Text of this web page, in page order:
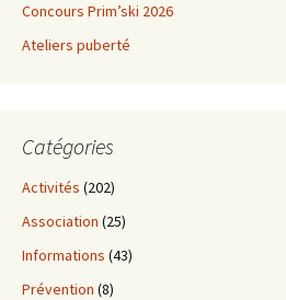
Concours Prim’ski 2026
Ateliers puberté
Catégories
Activités (202)
Association (25)
Informations (43)
Prévention (8)